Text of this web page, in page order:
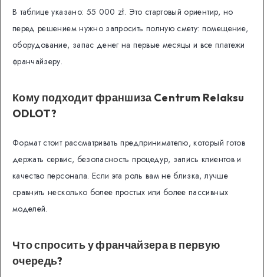
В таблице указано: 55 000 zł. Это стартовый ориентир, но
перед решением нужно запросить полную смету: помещение,
оборудование, запас денег на первые месяцы и все платежи
франчайзеру.
Кому подходит франшиза Centrum Relaksu
ODLOT?
Формат стоит рассматривать предпринимателю, который готов
держать сервис, безопасность процедур, запись клиентов и
качество персонала. Если эта роль вам не близка, лучше
сравнить несколько более простых или более пассивных
моделей.
Что спросить у франчайзера в первую
очередь?